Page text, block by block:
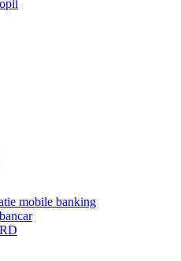
mobile banking